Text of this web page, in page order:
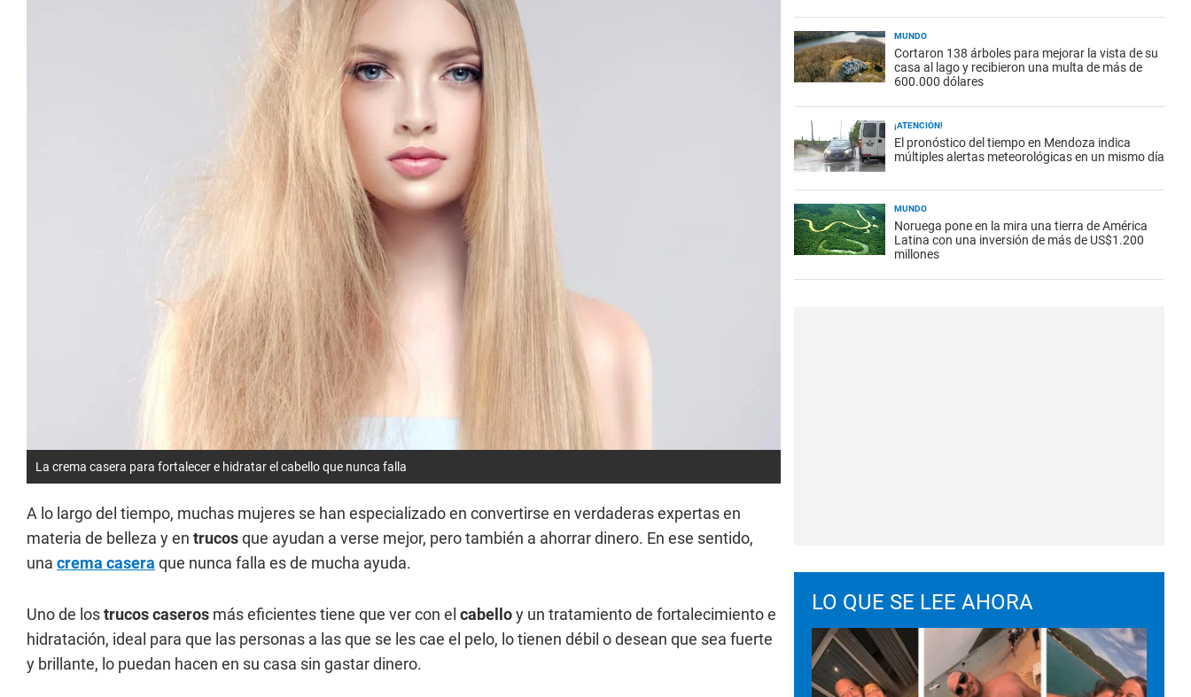
La crema casera para fortalecer e hidratar el cabello que nunca falla
A lo largo del tiempo, muchas mujeres se han especializado en convertirse en verdaderas expertas en
materia de belleza y en trucosque ayudan a verse mejor, pero también a ahorrar dinero. En ese sentido,
una crema casera que nunca falla es de mucha ayuda.
Uno de lostrucos caseros más eficientes tiene que ver con el cabelloy un tratamiento de fortalecimiento e
hidratación, ideal para que las personas a las que se les cae el pelo, lo tienen débil o desean que sea fuerte
y brillante, lo puedan hacen en su casa sin gastar dinero.
MUNDO
Cortaron 138 árboles para mejorar la vista de su
casa al lago y recibieron una multa de más de
600.000 dólares
¡ATENCIÓN!
El pronóstico del tiempo en Mendoza indica
múltiples alertas meteorológicas en un mismo día
MUNDO
Noruega pone en la mira una tierra de América
Latina con una inversión de más de US$1.200
millones
LO QUE SE LEE AHORA